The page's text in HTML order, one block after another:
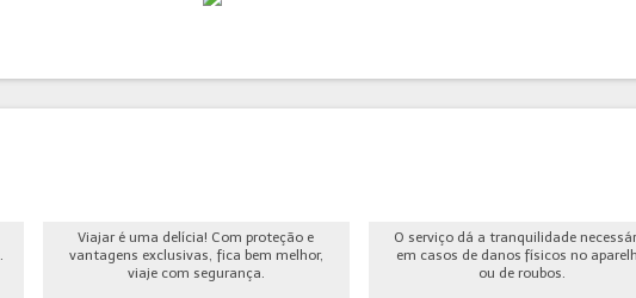
Viajar é uma delícia! Com proteção e
vantagens exclusivas, fica bem melhor,
viaje com segurança.
O serviço dá a tranquilidade
em casos de danos físicos no
ou de roubos.